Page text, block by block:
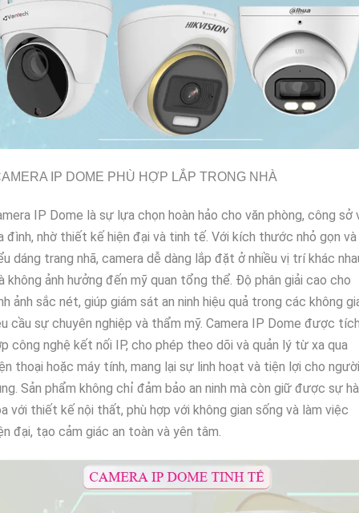
IP DOME PHÙ HỢP LẮP TRONG NHÀ
IP Dome là sự lựa chọn hoàn hảo cho văn phòng, công sở
đình, nhờ thiết kế hiện đại và tinh tế. Với kích thước nhỏ gọn và
dáng trang nhã, camera dễ dàng lắp đặt ở nhiều vị trí khác
không ảnh hưởng đến mỹ quan tổng thể. Độ phân giải cao cho
ảnh sắc nét, giúp giám sát an ninh hiệu quả trong các không
cầu sự chuyên nghiệp và thẩm mỹ. Camera IP Dome được
công nghệ kết nối IP, cho phép theo dõi và quản lý từ xa qua
thoại hoặc máy tính, mang lại sự linh hoạt và tiện lợi cho người
Sản phẩm không chỉ đảm bảo an ninh mà còn giữ được sự
với thiết kế nội thất, phù hợp với không gian sống và làm việc
đại, tạo cảm giác an toàn và yên tâm.